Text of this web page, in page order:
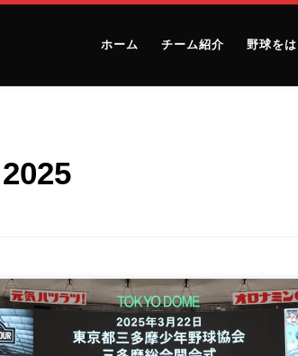
ホーム チーム紹介 野球を